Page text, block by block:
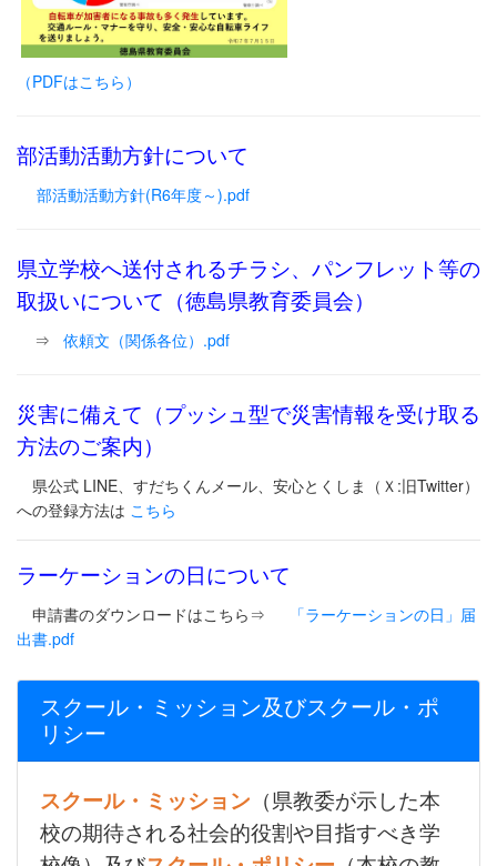
（PDFはこちら）
部活動活動方針について
部活動活動方針(R6年度～).pdf
県立学校へ送付されるチラシ、パンフレット等の
取扱いについて（徳島県教育委員会）
⇒ 依頼文（関係各位）.pdf
災害に備えて（プッシュ型で災害情報を受け取る
方法のご案内）
県公式 LINE、すだちくんメール、安心とくしま（Ｘ:旧Twitter）
への登録方法は こちら
ラーケーションの日について
申請書のダウンロードはこちら⇒
「ラーケーションの日」届
出書.pdf
スクール・ミッション及びスクール・ポ
リシー
スクール・ミッション （県教委が示した本
校の期待される社会的役割や目指すべき学